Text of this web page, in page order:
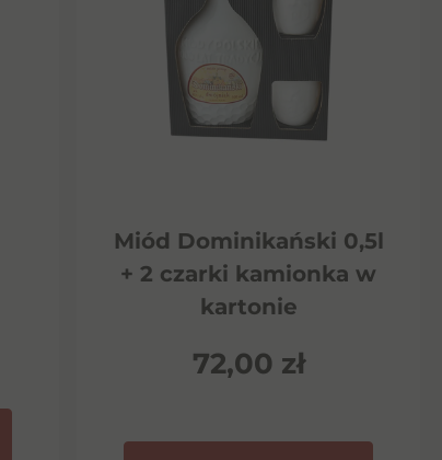
Miód Dominikański 0,5l
+ 2 czarki kamionka w
kartonie
72,00 zł